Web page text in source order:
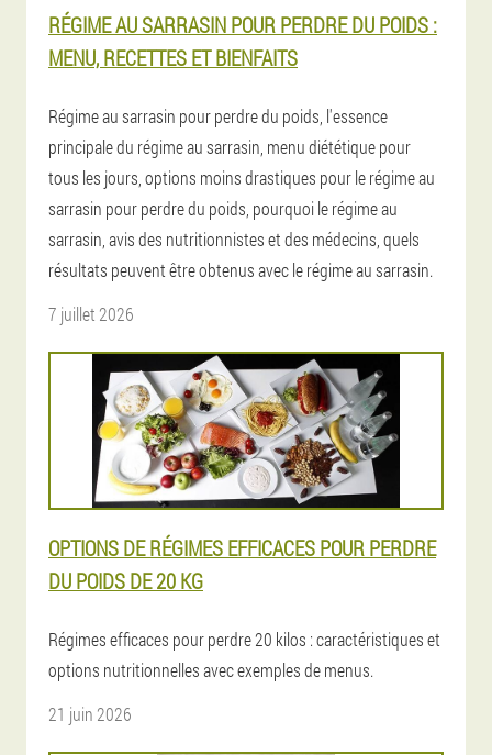
RÉGIME AU SARRASIN POUR PERDRE DU POIDS :
MENU, RECETTES ET BIENFAITS
Régime au sarrasin pour perdre du poids, l'essence
principale du régime au sarrasin, menu diététique pour
tous les jours, options moins drastiques pour le régime au
sarrasin pour perdre du poids, pourquoi le régime au
sarrasin, avis des nutritionnistes et des médecins, quels
résultats peuvent être obtenus avec le régime au sarrasin.
7 juillet 2026
OPTIONS DE RÉGIMES EFFICACES POUR PERDRE
DU POIDS DE 20 KG
Régimes efficaces pour perdre 20 kilos : caractéristiques et
options nutritionnelles avec exemples de menus.
21 juin 2026